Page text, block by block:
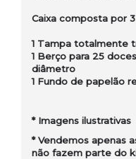
Caixa composta por
1 Tampa totalmente
1 Berço para 25
diâmetro
1 Fundo de papelão
* Imagens ilustrativas
* Vendemos apenas
não fazem parte do